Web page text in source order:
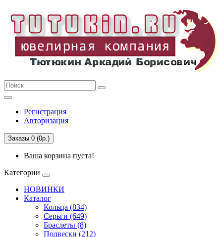
Регистрация
Авторизация
Заказы 0 (0р.)
Ваша корзина пуста!
Категории
НОВИНКИ
Каталог
Кольца (834)
Серьги (649)
Браслеты (8)
Подвески (212)